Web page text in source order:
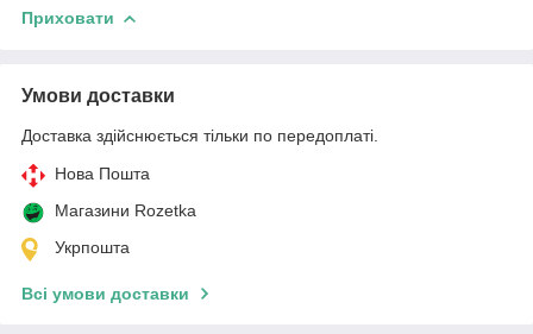
Приховати
Умови доставки
Доставка здійснюється тільки по передоплаті.
Нова Пошта
Магазини Rozetka
Укрпошта
Всі умови доставки